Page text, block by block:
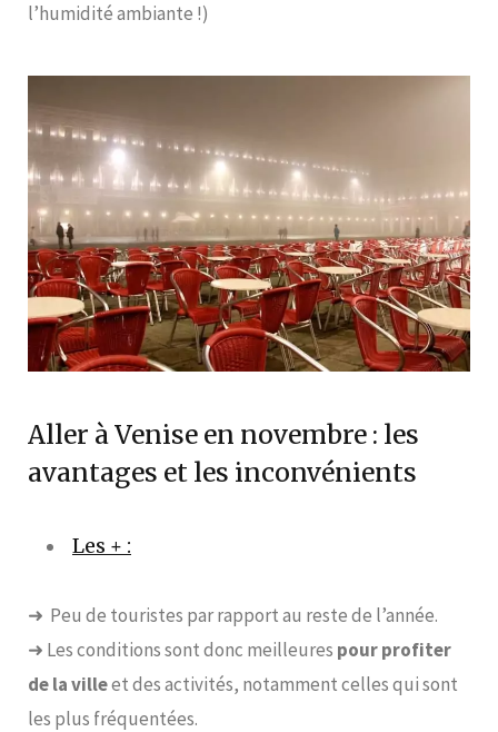
l’humidité ambiante !)
Aller à Venise en novembre : les
avantages et les inconvénients
Les + :
➜ Peu de touristes par rapport au reste de l’année.
➜ Les conditions sont donc meilleures pour profiter
de la villeet des activités, notamment celles qui sont
les plus fréquentées.